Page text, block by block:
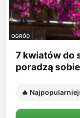
OGRÓD
7 kwiatów do
poradzą
🔥